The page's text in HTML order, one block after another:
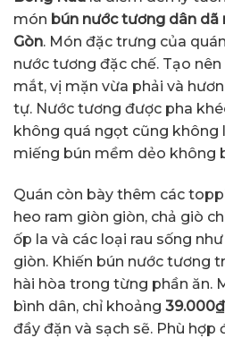
món bún nước tương dân dã
Gòn. Món đặc trưng của
nước tương đặc chế. Tạo
mắt, vị mặn vừa phải và
tự. Nước tương được pha
không quá ngọt cũng không
miếng bún mềm dẻo không
Quán còn bày thêm các
heo ram giòn giòn, chả giò
ốp la và các loại rau sống
giòn. Khiến bún nước tương
hài hòa trong từng phần ăn.
bình dân, chỉ khoảng 39.000₫
đầy đặn và sạch sẽ. Phù hợp